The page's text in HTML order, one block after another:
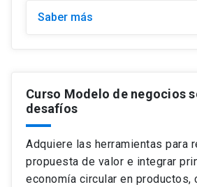
Saber más
Curso Modelo de negocios
desafíos
Adquiere las herramientas para
propuesta de valor e integrar
economía circular en productos,